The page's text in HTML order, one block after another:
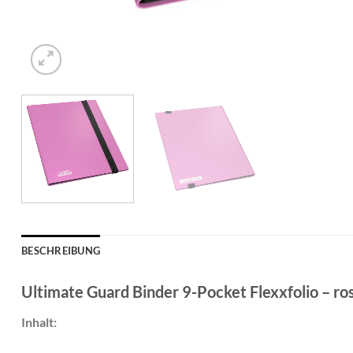
BESCHREIBUNG
Ultimate Guard Binder 9-Pocket Flexxfolio –
Inhalt: